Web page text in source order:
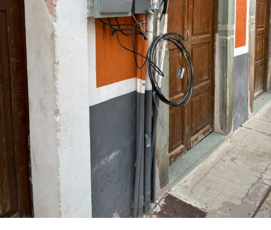
permanece en las generaciones presentes y futuras.